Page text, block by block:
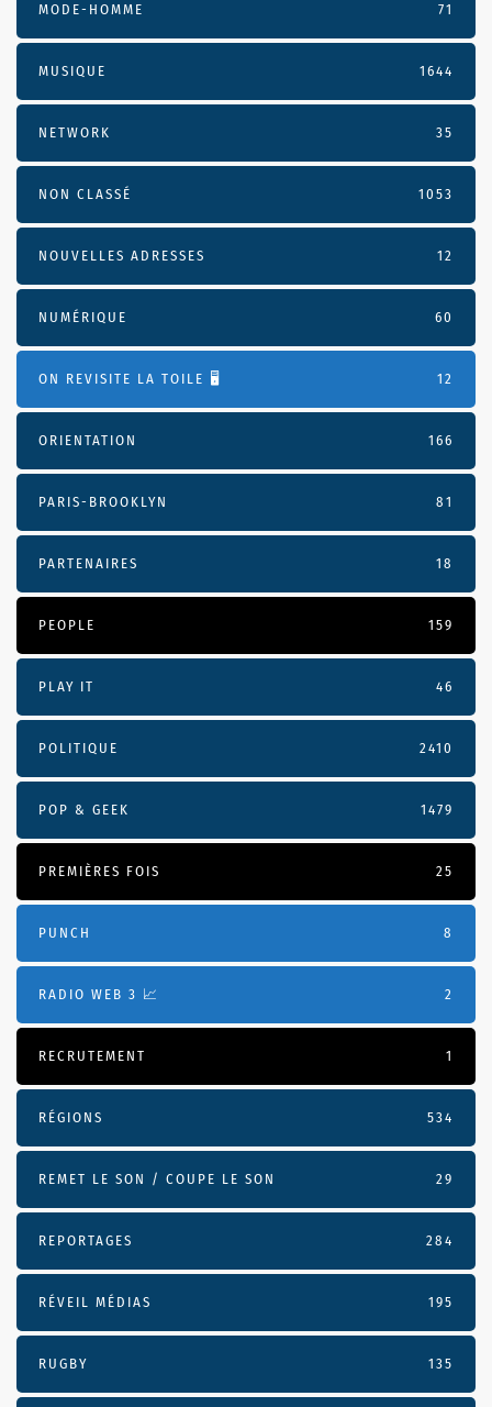
MODE-HOMME 71
MUSIQUE 1644
NETWORK 35
NON CLASSÉ 1053
NOUVELLES ADRESSES 12
NUMÉRIQUE 60
ON REVISITE LA TOILE 🖥️ 12
ORIENTATION 166
PARIS-BROOKLYN 81
PARTENAIRES 18
PEOPLE 159
PLAY IT 46
POLITIQUE 2410
POP & GEEK 1479
PREMIÈRES FOIS 25
PUNCH 8
RADIO WEB 3 📈 2
RECRUTEMENT 1
RÉGIONS 534
REMET LE SON / COUPE LE SON 29
REPORTAGES 284
RÉVEIL MÉDIAS 195
RUGBY 135